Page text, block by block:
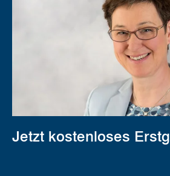
Jetzt kostenloses